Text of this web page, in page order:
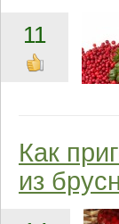
11
Как
из